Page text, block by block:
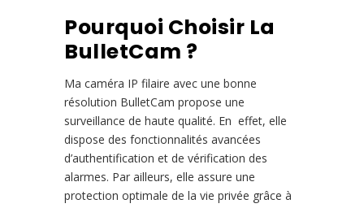
Pourquoi Choisir La
BulletCam ?
Ma caméra IP filaire avec une bonne
résolution BulletCam propose une
surveillance de haute qualité. En effet, elle
dispose des fonctionnalités avancées
d’authentification et de vérification des
alarmes. Par ailleurs, elle assure une
protection optimale de la vie privée grâce à